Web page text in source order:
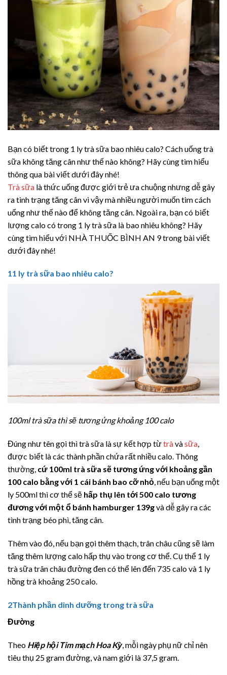
Bạn có biết trong 1 ly trà sữa bao nhiêu calo? Cách uống trà
sữa không tăng cân như thế nào không? Hãy cùng tìm hiểu
thông qua bài viết dưới đây nhé!
Trà sữa là thức uống được giới trẻ ưa chuộng nhưng dễ gây
ra tình trạng tăng cân vì vậy mà nhiều người muốn tìm cách
uống như thế nào để không tăng cân. Ngoài ra, bạn có biết
lượng calo có trong 1 ly trà sữa là bao nhiêu không? Hãy
cùng tìm hiểu với NHÀ THUỐC BÌNH AN 9 trong bài viết
dưới đây nhé!
11 ly trà sữa bao nhiêu calo?
100ml trà sữa thì sẽ tương ứng khoảng 100 calo
Đúng như tên gọi thì trà sữa là sự kết hợp từtràvàsữa,
được biết là các thành phần chứa rất nhiều calo. Thông
thường, cứ 100ml trà sữa sẽ tương ứng với khoảng gần
100 calo bằng với 1 cái bánh bao cỡ nhỏ, nếu bạn uống một
ly 500ml thì cơ thể sẽ hấp thụ lên tới 500 calo tương
đương với một ổ bánh hamburger 139gvà dễ gây ra các
tình trạng béo phì, tăng cân.
Thêm vào đó, nếu bạn gọi thêm thạch, trân châu cũng sẽ làm
tăng thêm lượng calo hấp thụ vào trong cơ thể. Cụ thể 1 ly
trà sữa trân châu đường đen có thể lên đến 735 calo và 1 ly
hồng trà khoảng 250 calo.
2Thành phần dinh dưỡng trong trà sữa
Đường
Theo Hiệp hội Tim mạch Hoa Kỳ, mỗi ngày phụ nữ chỉ nên
tiêu thụ 25 gram đường, và nam giới là 37,5 gram.